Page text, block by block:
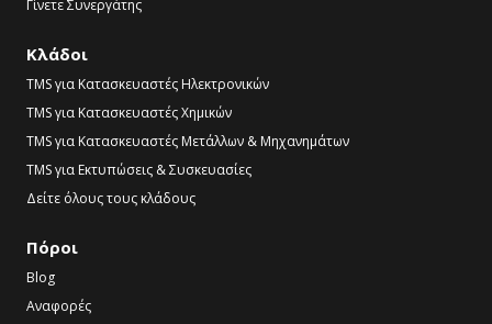
Γίνετε Συνεργάτης
Κλάδοι
TMS για Κατασκευαστές Ηλεκτρονικών
TMS για Κατασκευαστές Χημικών
TMS για Κατασκευαστές Μετάλλων & Μηχανημάτων
TMS για Εκτυπώσεις & Συσκευασίες
Δείτε όλους τους κλάδους
Πόροι
Blog
Αναφορές